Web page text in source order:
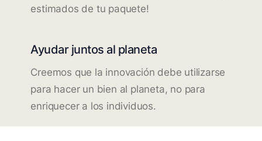
estimados de tu paquete!
Ayudar juntos al planeta
Creemos que la innovación debe utilizarse
para hacer un bien al planeta, no para
enriquecer a los individuos.